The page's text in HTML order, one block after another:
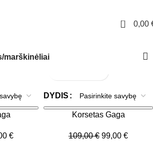
0 0,00
marškinėliai
€
DYDIS
Korsetas Gaga
109,00€ 99,00 €